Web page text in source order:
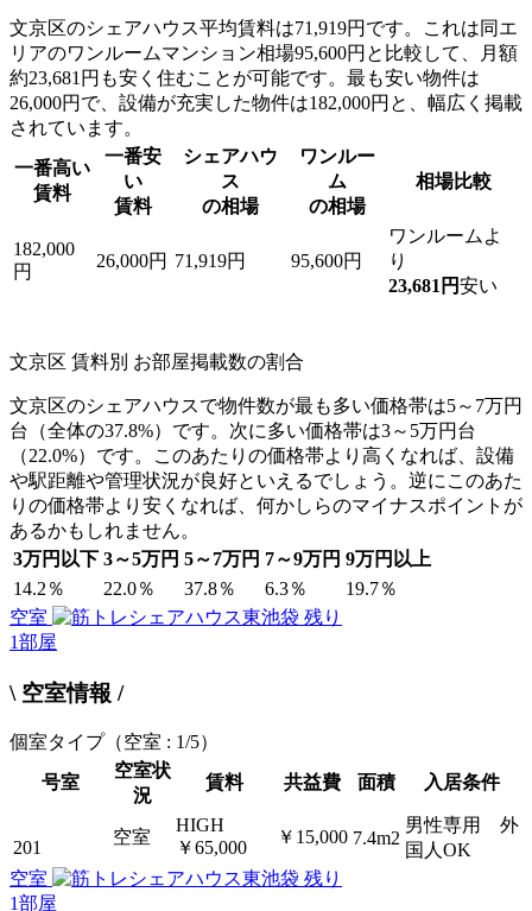
文京区のシェアハウス平均賃料は71,919円です。これは同エ
リアのワンルームマンション相場95,600円と比較して、月額
約23,681円も安く住むことが可能です。最も安い物件は
26,000円で、設備が充実した物件は182,000円と、幅広く掲載
されています。
一番高い
賃料
一番安
い
賃料
シェアハウ
ス
の相場
ワンルー
ム
の相場
相場比較
182,000
円
26,000円 71,919円 95,600円
ワンルームよ
り
23,681円安い
文京区 賃料別 お部屋掲載数の割合
文京区のシェアハウスで物件数が最も多い価格帯は5～7万円
台（全体の37.8%）です。次に多い価格帯は3～5万円台
（22.0%）です。このあたりの価格帯より高くなれば、設備
や駅距離や管理状況が良好といえるでしょう。逆にこのあた
りの価格帯より安くなれば、何かしらのマイナスポイントが
あるかもしれません。
3万円以下 3～5万円 5～7万円 7～9万円 9万円以上
14.2％
22.0％ 37.8％ 6.3％
19.7％
空室
残り
1部屋
\ 空室情報 /
個室タイプ（空室 : 1/5）
号室
空室状
況
賃料 共益費 面積 入居条件
201
空室
HIGH
￥65,000
￥15,000 7.4m2
男性専用 外
国人OK
空室
残り
1部屋